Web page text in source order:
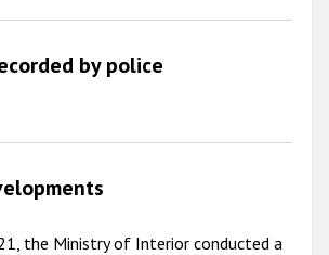
by police
the Ministry of Interior conducted a